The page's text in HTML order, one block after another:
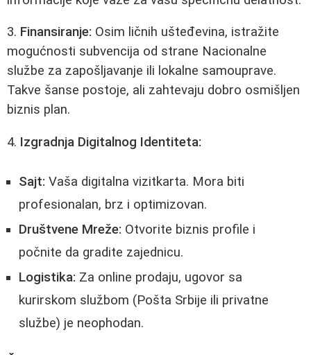
3. Finansiranje: Osim ličnih ušteđevina, istražite
mogućnosti subvencija od strane Nacionalne
službe za zapošljavanje ili lokalne samouprave.
Takve šanse postoje, ali zahtevaju dobro osmišljen
biznis plan.
4. Izgradnja Digitalnog Identiteta:
Sajt: Vaša digitalna vizitkarta. Mora biti
profesionalan, brz i optimizovan.
Društvene Mreže: Otvorite biznis profile i
počnite da gradite zajednicu.
Logistika: Za online prodaju, ugovor sa
kurirskom službom (Pošta Srbije ili privatne
službe) je neophodan.